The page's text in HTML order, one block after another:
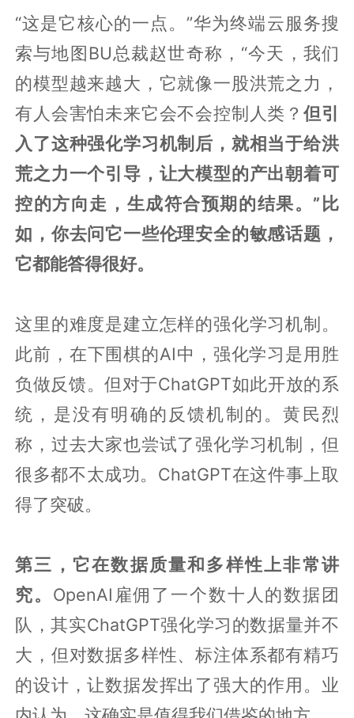
“这是它核心的一点。”华为终端云服务搜
索与地图BU总裁赵世奇称，“今天，我们
的模型越来越大，它就像一股洪荒之力，
有人会害怕未来它会不会控制人类？但引
入了这种强化学习机制后，就相当于给洪
荒之力一个引导，让大模型的产出朝着可
控的方向走，生成符合预期的结果。”比
如，你去问它一些伦理安全的敏感话题，
它都能答得很好。
这里的难度是建立怎样的强化学习机制。
此前，在下围棋的AI中，强化学习是用胜
负做反馈。但对于ChatGPT如此开放的系
统，是没有明确的反馈机制的。黄民烈
称，过去大家也尝试了强化学习机制，但
很多都不太成功。ChatGPT在这件事上取
得了突破。
第三，它在数据质量和多样性上非常讲
究。 OpenAI雇佣了一个数十人的数据团
队，其实ChatGPT强化学习的数据量并不
大，但对数据多样性、标注体系都有精巧
的设计，让数据发挥出了强大的作用。业